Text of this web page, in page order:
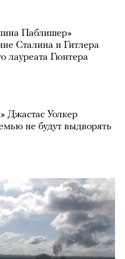
Паблишер»
Сталина и Гитлера
лауреата Гюнтера
Джастас Уолкер
не будут выдворять